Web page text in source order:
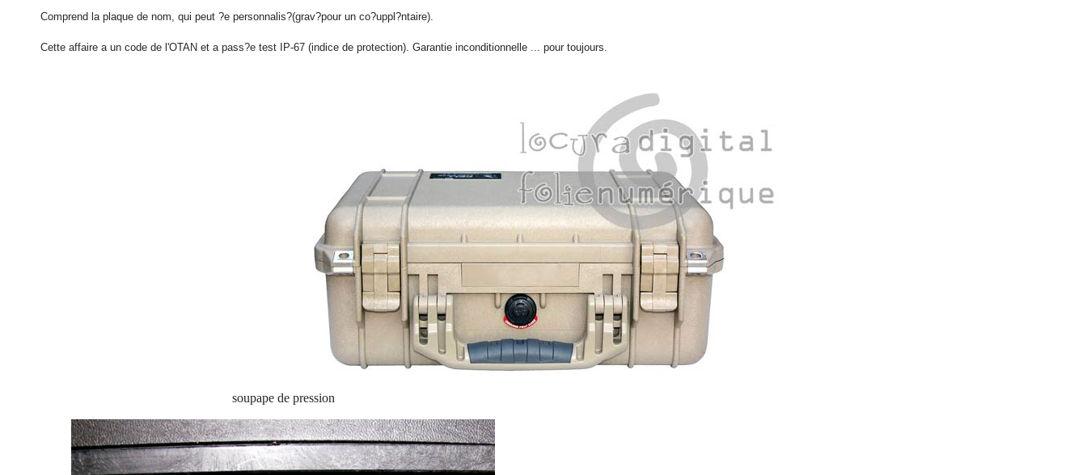
Comprend la plaque de nom, qui peut ?e personnalis?(grav?pour un co?uppl?ntaire).
Cette affaire a un code de l'OTAN et a pass?e test IP-67 (indice de protection). Garantie inconditionnelle ... pour toujours.
soupape de pression